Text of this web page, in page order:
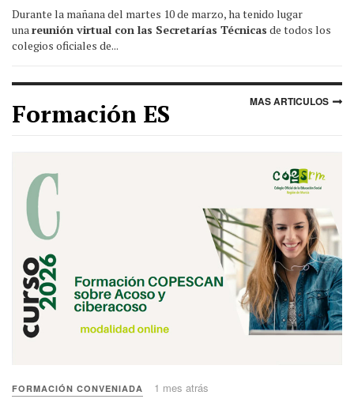
Durante la mañana del martes 10 de marzo, ha tenido lugar
una reunión virtual con las Secretarías Técnicas de todos los
colegios oficiales de...
Formación ES MAS ARTICULOS
FORMACIÓN CONVENIADA 1 mes atrás